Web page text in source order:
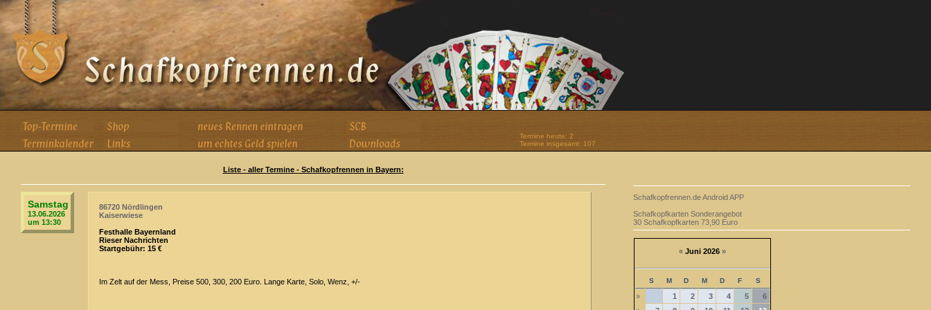
Termine heute: 2
Termine insgesamt: 107
Liste - aller Termine - Schafkopfrennen in Bayern:
Samstag
13.06.2026
um 13:30
86720 Nördlingen
Kaiserwiese
Festhalle Bayernland
Rieser Nachrichten
Startgebühr: 15 €
Im Zelt auf der Mess, Preise 500, 300, 200 Euro. Lange Karte, Solo, Wenz, +/-
Schafkopfrennen.de Android APP
Schafkopfkarten Sonderangebot
30 Schafkopfkarten 73,90 Euro
« Juni 2026 »
S M D M D F S
» 1 2 3 4 5
6